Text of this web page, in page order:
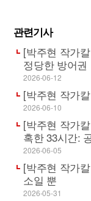
관련기사
[박주현 작가
정당한 방어권
2026-06-12
[박주현 작가
2026-06-10
[박주현 작가
혹한 33시간:
2026-06-05
[박주현 작가
소일 뿐
2026-05-31